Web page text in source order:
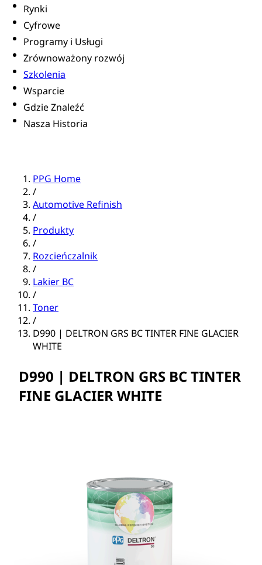
Rynki
Cyfrowe
Programy i Usługi
Zrównoważony rozwój
Szkolenia
Wsparcie
Gdzie Znaleźć
Nasza Historia
PPG Home
/
Automotive Refinish
/
Produkty
/
Rozcieńczalnik
/
Lakier BC
/
Toner
/
D990 | DELTRON GRS BC TINTER FINE GLACIER
WHITE
D990 | DELTRON GRS BC TINTER
FINE GLACIER WHITE